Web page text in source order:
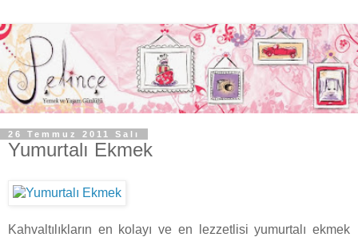
26 Temmuz 2011 Salı
Yumurtalı Ekmek
Kahvaltılıkların en kolayı ve en lezzetlisi yumurtalı ekmek